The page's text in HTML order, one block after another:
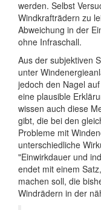
werden. Selbst
Windkrafträdern zu
Abweichung in der
ohne Infraschall.
Aus der subjektiven
unter
jedoch den Nagel
eine plausible
wissen auch diese
gibt, die bei den
Probleme mit
unterschiedliche
"Einwirkdauer und
endet mit einem
machen soll, die
Windrädern in der